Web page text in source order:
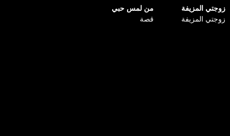
زوجتي المزيفة
زوجتي المزيفة
من لمس حبي
قصة